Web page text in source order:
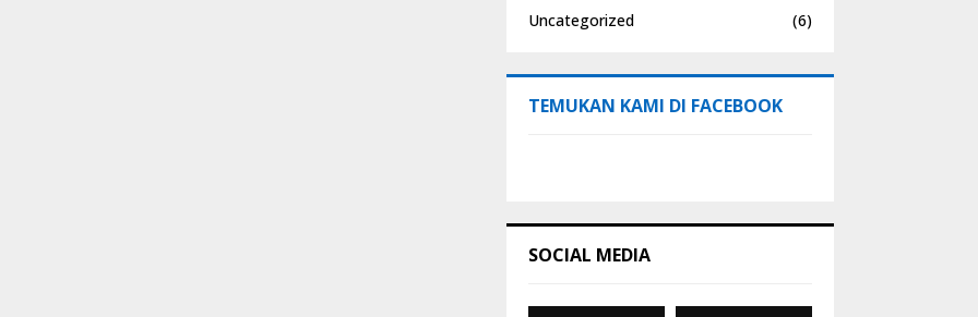
Uncategorized
(6)
TEMUKAN KAMI DI FACEBOOK
SOCIAL MEDIA